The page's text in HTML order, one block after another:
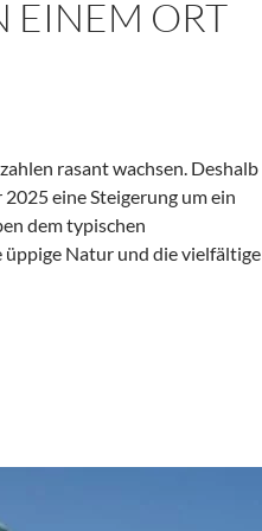
EINEM ORT
rasant wachsen. Deshalb
eine Steigerung um ein
dem typischen
üppige Natur und die vielfältige
AN EINEM ORT